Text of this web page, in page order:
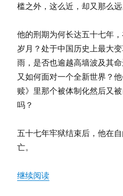
槛之外，这么近，却又那么远
他的刑期为何长达五十七年
岁月？处于中国历史上最大
雨，是否也逾越高墙波及其
又如何面对一个全新世界？
赎》里那个被体制化然后又
吗？
五十七年牢狱结束后，他在
亡。
继续阅读“他在自由世界的孤